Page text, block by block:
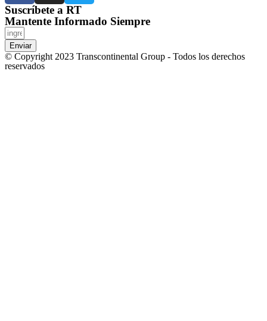
Suscríbete a RT
Mantente Informado Siempre
Enviar
© Copyright 2023 Transcontinental Group - Todos los derechos
reservados